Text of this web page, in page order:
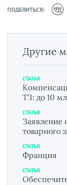
ПОДЕЛИТЬСЯ:
Другие
СТАТЬЯ
ТЗ: до 10
СТАТЬЯ
Заявление
товарного
СТАТЬЯ
Франция
СТАТЬЯ